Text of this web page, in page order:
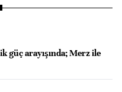
güç arayışında; Merz ile